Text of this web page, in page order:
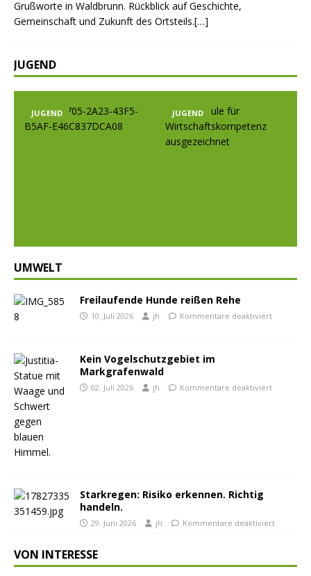
Grußworte in Waldbrunn. Rückblick auf Geschichte,
Gemeinschaft und Zukunft des Ortsteils.[…]
JUGEND
JUGEND JUGEND
UMWELT
Freilaufende Hunde reißen Rehe
10. Juli 2026 jh Kommentare deaktiviert
Kein Vogelschutzgebiet im
Markgrafenwald
02. Juli 2026 jh Kommentare deaktiviert
Starkregen: Risiko erkennen. Richtig
handeln.
29. Juni 2026 jh Kommentare deaktiviert
VON INTERESSE